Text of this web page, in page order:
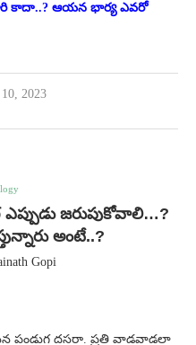
కాదా..? ఆయన భార్య ఎవరో
2023
జరుపుకోవాలి…?
అంటే..?
Gopi
పండుగ దసరా. ప్రతి వాడవాడలా